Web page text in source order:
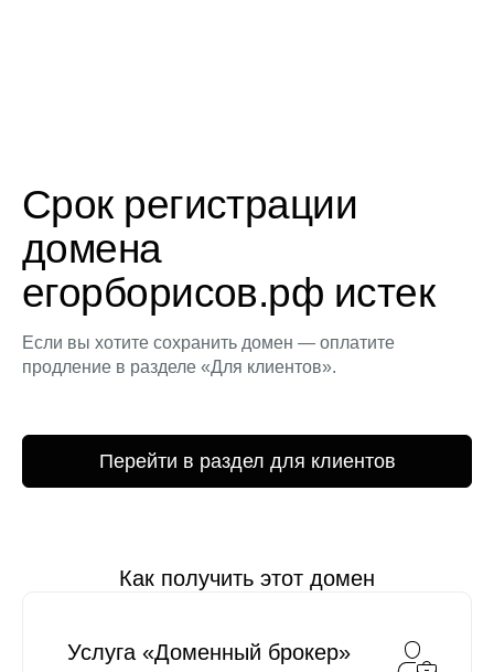
Срок регистрации
домена
егорборисов.рф истек
Если вы хотите сохранить домен — оплатите
продление в разделе «Для клиентов».
Перейти в раздел для клиентов
Как получить этот домен
Услуга «Доменный брокер»